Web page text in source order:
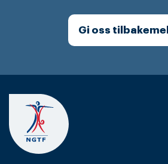
Gi oss